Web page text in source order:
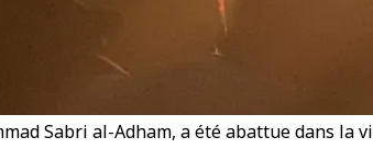
Sabri al-Adham, a été abattue dans la